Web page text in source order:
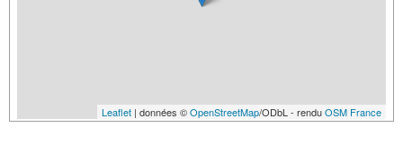
Leaflet | données ©OpenStreetMap/ODbL - renduOSM France